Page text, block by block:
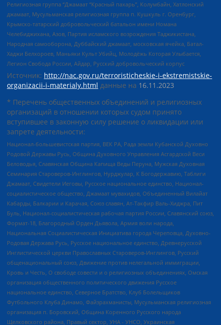
Религиозная группа “Джамаат “Красный пахарь”, Колумбайн, Хатлонский
джамаат, Мусульманская религиозная группа п. Кушкуль г. Оренбург,
Крымско-татарский добровольческий батальон имени Номана
Челебиджихана, Азов, Партия исламского возрождения Таджикистана,
Народная самооборона, Дуббайский джамаат, московская ячейка, Батал-
Хаджи Белхороев, Маньяки Культ Убийц, Молодёжь Которая Улыбается,
Легион Свобода России, Айдар, Русский добровольческий корпус
Источник: http://nac.gov.ru/terroristicheskie-i-ekstremistskie-
organizacii-i-materialy.html данные на 16.11.2023
* Перечень общественных объединений и религиозных
организаций в отношении которых судом принято
вступившее в законную силу решение о ликвидации или
запрете деятельности:
Национал-большевистская партия, ВЕК РА, Рада земли Кубанской Духовно
Родовой Державы Русь, Община Духовного Управления Асгардской Веси
Беловодья, Славянская Община Капища Веды Перуна, Мужская Духовная
Семинария Староверов-Инглингов, Нурджулар, К Богодержавию, Таблиги
Джамаат, Свидетели Иеговы, Русское национальное единство, Национал-
социалистическое общество, Джамаат мувахидов, Объединенный Вилайат
Кабарды, Балкарии и Карачая, Союз славян, Ат-Такфир Валь-Хиджра, Пит
Буль, Национал-социалистическая рабочая партия России, Славянский союз,
Формат-18, Благородный Орден Дьявола, Армия воли народа,
Национальная Социалистическая Инициатива города Череповца, Духовно-
Родовая Держава Русь, Русское национальное единство, Древнерусской
Инглистической церкви Православных Староверов-Инглингов, Русский
общенациональный союз, Движение против нелегальной иммиграции,
Кровь и Честь, О свободе совести и о религиозных объединениях, Омская
организация общественного политического движения Русское
национальное единство, Северное Братство, Клуб Болельщиков
Футбольного Клуба Динамо, Файзрахманисты, Мусульманская религиозная
организация п. Боровский, Община Коренного Русского народа
Щелковского района, Правый сектор, УНА - УНСО, Украинская